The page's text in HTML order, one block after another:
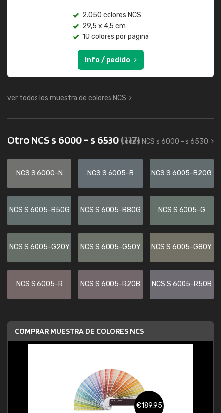
2.050 colores NCS
29,5 x 4,5 cm
10 colores por página
Info / pedido
ver todos los muestra de colores NCS
Otro NCS s 6000 - s 6530(117)
todos NCS s 6000 - s 6530
NCS S 6000-N NCS S 6005-B NCS S 6005-B20G
NCS S 6005-B50G NCS S 6005-B80G NCS S 6005-G
NCS S 6005-G20Y NCS S 6005-G50Y NCS S 6005-G80Y
NCS S 6005-R NCS S 6005-R20B NCS S 6005-R50B
COMPRAR MUESTRA DE COLORES NCS
€189,95